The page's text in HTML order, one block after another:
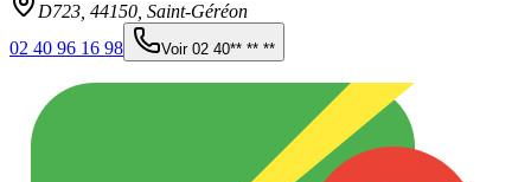
D723, 44150 Saint-Géréon
02 40 96 16 98
Voir 02 40** ** **